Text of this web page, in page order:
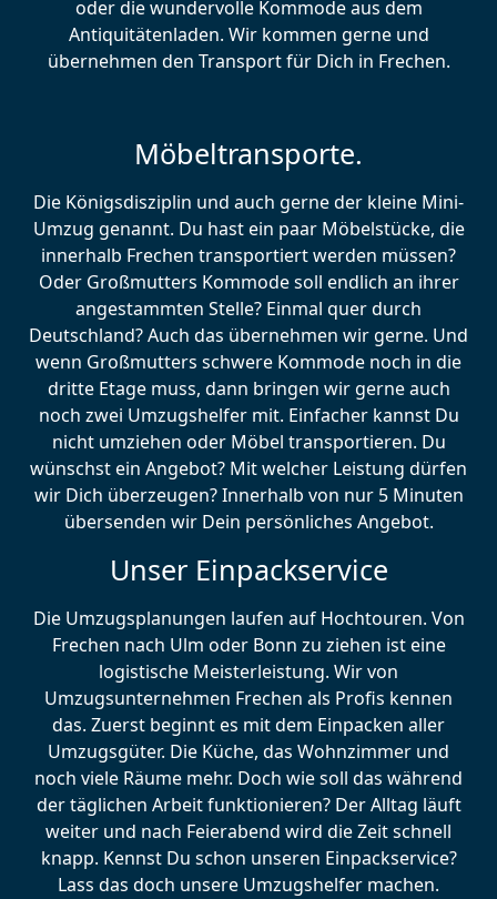
oder die wundervolle Kommode aus dem
Antiquitätenladen. Wir kommen gerne und
übernehmen den Transport für Dich in Frechen.
Möbeltransporte.
Die Königsdisziplin und auch gerne der kleine Mini-
Umzug genannt. Du hast ein paar Möbelstücke, die
innerhalb Frechen transportiert werden müssen?
Oder Großmutters Kommode soll endlich an ihrer
angestammten Stelle? Einmal quer durch
Deutschland? Auch das übernehmen wir gerne. Und
wenn Großmutters schwere Kommode noch in die
dritte Etage muss, dann bringen wir gerne auch
noch zwei Umzugshelfer mit. Einfacher kannst Du
nicht umziehen oder Möbel transportieren. Du
wünschst ein Angebot? Mit welcher Leistung dürfen
wir Dich überzeugen? Innerhalb von nur 5 Minuten
übersenden wir Dein persönliches Angebot.
Unser Einpackservice
Die Umzugsplanungen laufen auf Hochtouren. Von
Frechen nach Ulm oder Bonn zu ziehen ist eine
logistische Meisterleistung. Wir von
Umzugsunternehmen Frechen als Profis kennen
das. Zuerst beginnt es mit dem Einpacken aller
Umzugsgüter. Die Küche, das Wohnzimmer und
noch viele Räume mehr. Doch wie soll das während
der täglichen Arbeit funktionieren? Der Alltag läuft
weiter und nach Feierabend wird die Zeit schnell
knapp. Kennst Du schon unseren Einpackservice?
Lass das doch unsere Umzugshelfer machen.